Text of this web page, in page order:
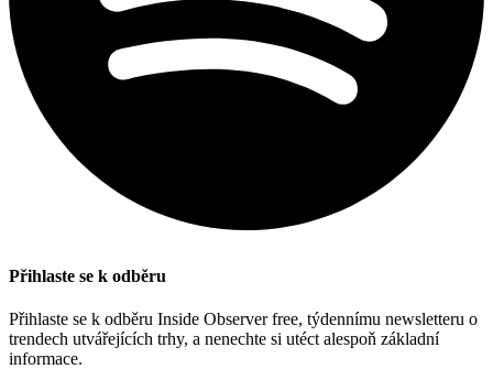
Přihlaste se k odběru
Přihlaste se k odběru Inside Observer free, týdennímu newsletteru o
trendech utvářejících trhy, a nenechte si utéct alespoň základní
informace.